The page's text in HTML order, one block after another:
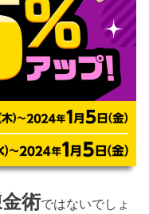
術ではないでしょ